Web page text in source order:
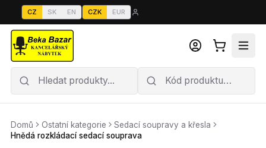
CZ SK EN CZK EUR
Domů Ostatní kategorie
Sedací soupravy a křesla
Hnědá rozkládací sedací souprava